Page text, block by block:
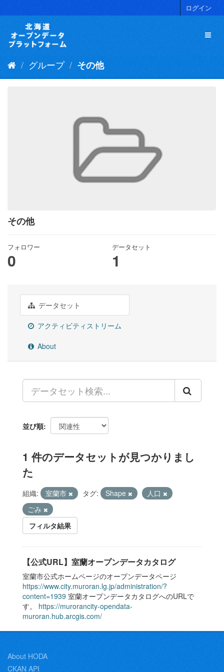
キ
ログイン
グループ その他
その他
フォロワー
0
データセット
1
データセット
アクティビティストリーム
About
並び順
1 件のデータセットが見つかりまし
た
組織: 室蘭市 タグ: Shape
人口
ごみ
フィルタ結果
【公式URL】室蘭オープンデータカタログ
室蘭市公式ホームページのオープンデータページ
https://www.city.muroran.lg.jp/administration/?
content=1939 室蘭オープンデータカタログへのURLで
す。 https://murorancity-opendata-
muroran.hub.arcgis.com/
About HODA
CKAN API